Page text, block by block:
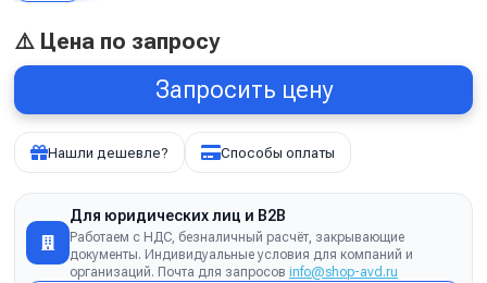
⚠️ Цена по запросу
Запросить цену
Нашли дешевле? Способы оплаты
Для юридических лиц и B2B
Работаем с НДС, безналичный расчёт, закрывающие
документы. Индивидуальные условия для компаний и
организаций. Почта для запросов info@shop-avd.ru